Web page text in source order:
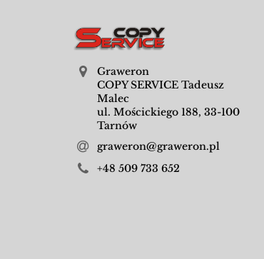
Graweron
COPY SERVICE Tadeusz
Malec
ul. Mościckiego 188, 33-100
Tarnów
graweron@graweron.pl
+48 509 733 652